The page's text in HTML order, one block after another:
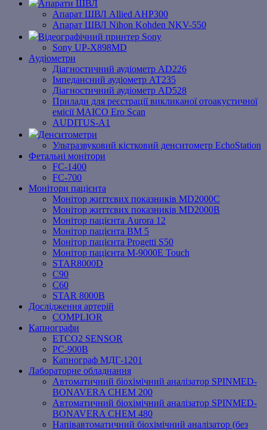
Апарати ШВЛ
Апарат ШВЛ Allied AHP300
Апарат ШВЛ Nihon Kohden NKV-550
Відеографічний принтер Sony
Sony UP-X898MD
Аудіометри
Діагностичний аудіометр AD226
Імпедансний аудіометр АТ235
Діагностичний аудіометр AD528
Прилади для реєстрації викликаної отоакустичної
емісії MAICO Ero Scan
AUDITUS-A1
Денситометри
Ультразвуковий кістковий денситометр EchoStation
Фетальні монітори
FC-1400
FC-700
Монітори пацієнта
Монітор життєвих показників MD2000С
Монітор життєвих показників MD2000В
Mонітоp пацієнта Aurora 12
Монітор пацієнта BM 5
Монітор пацієнта Progetti S50
Монітор пацієнта M-9000E Touch
STAR8000D
C90
C60
STAR 8000B
Дослідження артерій
COMPLIOR
Капнографи
ETCO2 SENSOR
PC‐900B
Капнограф МДГ-1201
Лабораторне обладнання
Автоматичний біохімічний аналізатор SPINMED-
BONAVERA CHEM 200
Автоматичний біохімічний аналізатор SPINMED-
BONAVERA CHEM 480
Напівавтоматичний біохімічний аналізатор (без